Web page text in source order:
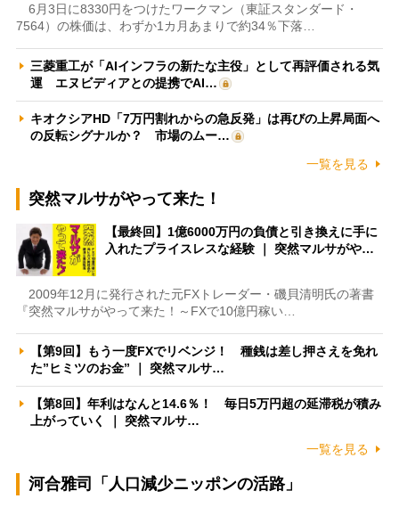
6月3日に8330円をつけたワークマン（東証スタンダード・
7564）の株価は、わずか1カ月あまりで約34％下落…
三菱重工が「AIインフラの新たな主役」として再評価される気
運 エヌビディアとの提携でAI…
キオクシアHD「7万円割れからの急反発」は再びの上昇局面へ
の反転シグナルか？ 市場のムー…
一覧を見る
突然マルサがやって来た！
【最終回】1億6000万円の負債と引き換えに手に
入れたプライスレスな経験 ｜ 突然マルサがや…
2009年12月に発行された元FXトレーダー・磯貝清明氏の著書
『突然マルサがやって来た！～FXで10億円稼い…
【第9回】もう一度FXでリベンジ！ 種銭は差し押さえを免れ
た”ヒミツのお金” ｜ 突然マルサ…
【第8回】年利はなんと14.6％！ 毎日5万円超の延滞税が積み
上がっていく ｜ 突然マルサ…
一覧を見る
河合雅司「人口減少ニッポンの活路」